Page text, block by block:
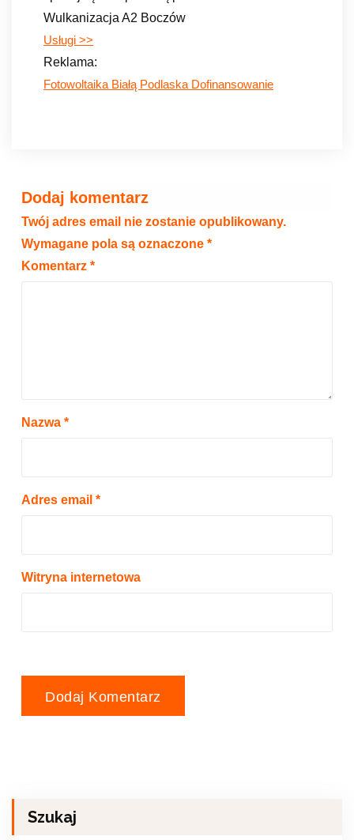
Wulkanizacja A2 Boczów
Usługi >>
Reklama:
Fotowoltaika Białą Podlaska Dofinansowanie
Dodaj komentarz
Twój adres email nie zostanie opublikowany.
Wymagane pola są oznaczone *
Komentarz *
Nazwa *
Adres email *
Witryna internetowa
Szukaj